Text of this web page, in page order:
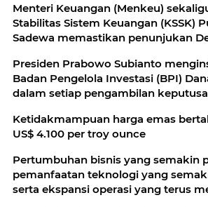
Menteri Keuangan (Menkeu)
Stabilitas Sistem Keuangan (KSSK)
Sadewa memastikan penunjukan
Indonesia (BI) tidak akan
kesinambungan kebijakan moneter
Presiden Prabowo Subianto
Badan Pengelola Investasi (BPI)
dalam setiap pengambilan
Ketidakmampuan harga emas
US$ 4.100 per troy ounce
Pertumbuhan bisnis yang semakin
pemanfaatan teknologi yang
serta ekspansi operasi yang terus